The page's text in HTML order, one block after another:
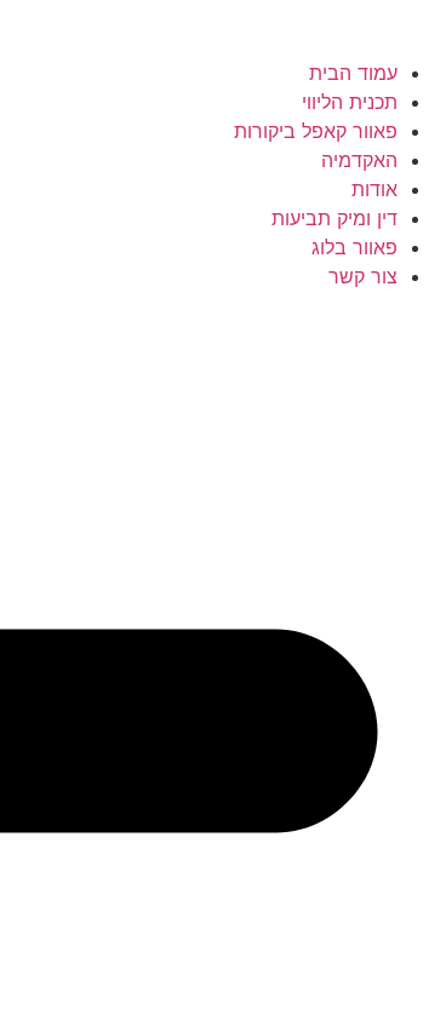
עמוד הבית
תכנית הליווי
פאוור קאפל ביקורות
האקדמיה
אודות
דין ומיק תביעות
פאוור בלוג
צור קשר